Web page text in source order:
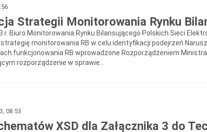
Strategii Monitorowania Rynku
r. Biuro Monitorowania Rynku Bilansującego Polskich Sieci
monitorowania RB w celu identyfikacji podejrzeń
funkcjonowania RB wprowadzone Rozporządzeniem
rozporządzenie w sprawie...
08:53
XSD dla Załącznika 3 do